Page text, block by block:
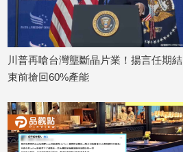
生
活
建
室
內
設
計
川普再嗆台灣壟斷晶片業！揚言任期結
束前搶回60%產能